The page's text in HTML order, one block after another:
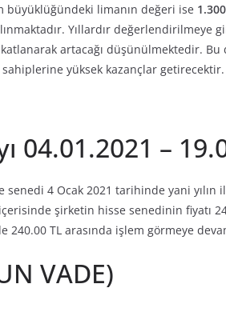
limanın değeri ise
Yıllardır değerlendirilmeye
artacağı düşünülmektedir.
yüksek kazançlar getirecektir.
04.01.2021 –
senedi 4 Ocak 2021 tarihinde yani yılın
şirketin hisse senedinin fiyatı
240.00 TL arasında işlem görmeye
VADE)